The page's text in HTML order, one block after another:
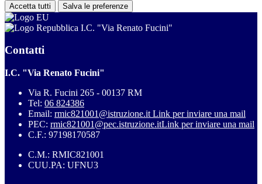
Accetta tutti Salva le preferenze
I.C. "Via Renato Fucini"
Contatti
I.C. "Via Renato Fucini"
Via R. Fucini 265 - 00137 RM
Tel: 06 824386
Email: rmic821001@istruzione.it Link per inviare una mail
PEC: rmic821001@pec.istruzione.itLink per inviare una mail
C.F.: 97198170587
C.M.: RMIC821001
CUU.PA: UFNU3